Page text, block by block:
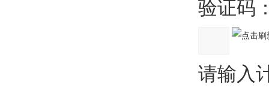
验证码
请输入计